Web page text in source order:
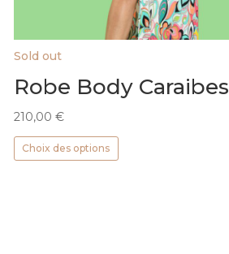
Sold out
Robe Body Caraibes
210,00 €
Choix des options
Ce